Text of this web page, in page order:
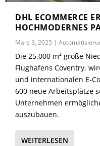
DHL ECOMMERCE
HOCHMODERNES
März 3, 2025 |
Die 25.000 m² große
Flughafens Coventry,
und internationalen E-
600 neue Arbeitsplätze
Unternehmen
auszubauen.
WEITERLESEN